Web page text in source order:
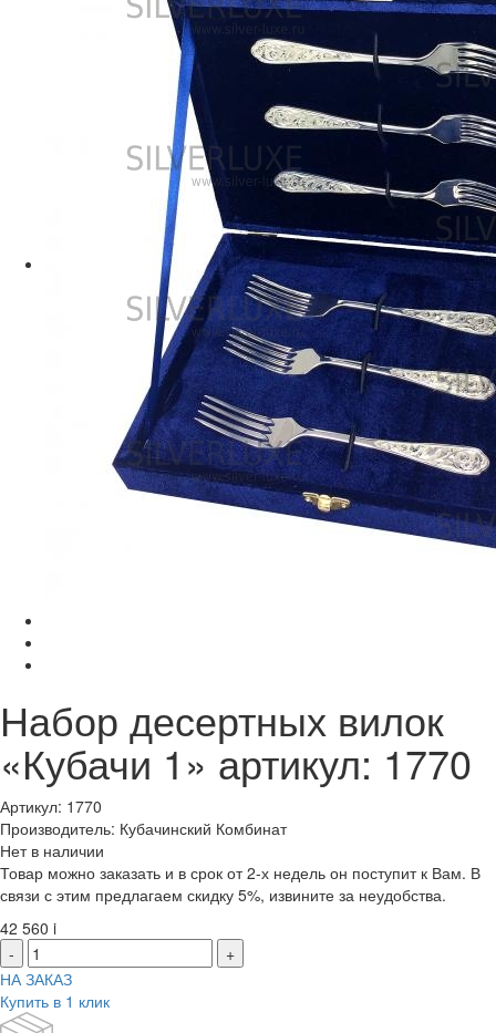
Набор десертных вилок
«Кубачи 1» артикул: 1770
Артикул: 1770
Производитель: Кубачинский Комбинат
Нет в наличии
Товар можно заказать и в срок от 2-х недель он поступит к Вам. В
связи с этим предлагаем скидку 5%, извините за неудобства.
42 560 i
-
+
НА ЗАКАЗ
Купить в 1 клик